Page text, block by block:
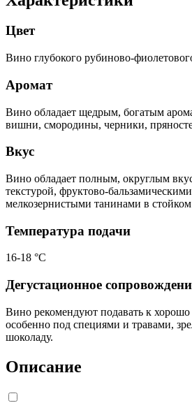
Цвет
Вино глубокого рубиново-
Аромат
Вино обладает щедрым, богатым
вишни, смородины, черники,
Вкус
Вино обладает полным, округлым
текстурой, фруктово-
мелкозернистыми танинами в
Температура подачи
16-18 °С
Дегустационное
Вино рекомендуют подавать к
особенно под специями и травами,
шоколаду.
Описание